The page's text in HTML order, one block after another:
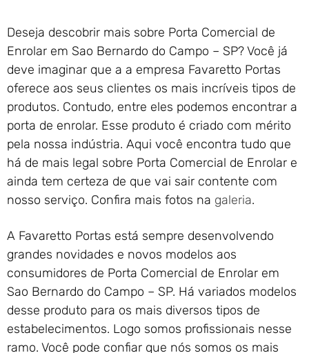
Portão de Garagem de
Enrolar em Nova Iguaçu – RJ
Portão de Garagem de
Enrolar em Nova Friburgo –
Deseja descobrir mais sobre Porta Comercial de
Enrolar em Sao Bernardo do Campo – SP? Você já
deve imaginar que a a empresa Favaretto Portas
oferece aos seus clientes os mais incríveis tipos de
produtos. Contudo, entre eles podemos encontrar a
porta de enrolar. Esse produto é criado com mérito
pela nossa indústria. Aqui você encontra tudo que
há de mais legal sobre Porta Comercial de Enrolar e
ainda tem certeza de que vai sair contente com
nosso serviço. Confira mais fotos na galeria.
A Favaretto Portas está sempre desenvolvendo
grandes novidades e novos modelos aos
consumidores de Porta Comercial de Enrolar em
Sao Bernardo do Campo – SP. Há variados modelos
desse produto para os mais diversos tipos de
estabelecimentos. Logo somos profissionais nesse
ramo. Você pode confiar que nós somos os mais